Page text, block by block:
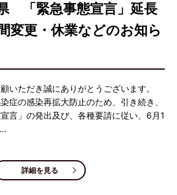
「緊急事態宣言」延長
変更・休業などのお知ら
いただき誠にありがとうございます。
症の感染再拡大防止のため、引き続き、
言」の発出及び、各種要請に従い、6月1
詳細を見る